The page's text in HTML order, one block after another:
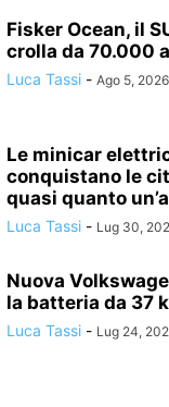
Fisker Ocean, il
crolla da 70.000
Luca Tassi - Ago 5, 2026
Le minicar
conquistano le
quasi quanto
Luca Tassi - Lug 30,
Nuova
la batteria da 37
Luca Tassi - Lug 24,